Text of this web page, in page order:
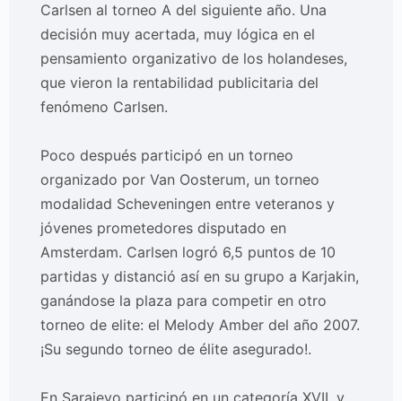
Carlsen al torneo A del siguiente año. Una
decisión muy acertada, muy lógica en el
pensamiento organizativo de los holandeses,
que vieron la rentabilidad publicitaria del
fenómeno Carlsen.
Poco después participó en un torneo
organizado por Van Oosterum, un torneo
modalidad Scheveningen entre veteranos y
jóvenes prometedores disputado en
Amsterdam. Carlsen logró 6,5 puntos de 10
partidas y distanció así en su grupo a Karjakin,
ganándose la plaza para competir en otro
torneo de elite: el Melody Amber del año 2007.
¡Su segundo torneo de élite asegurado!.
En Sarajevo participó en un categoría XVII, y